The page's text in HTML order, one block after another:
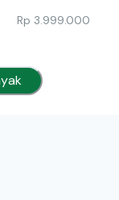
Rp 3.999.000